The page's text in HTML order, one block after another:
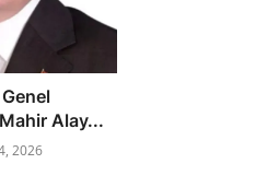
Mahir Alay...
2026